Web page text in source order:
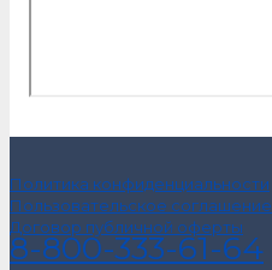
Политика конфиденциальности
Пользовательское соглашение
Договор публичной оферты
8-800-333-61-64